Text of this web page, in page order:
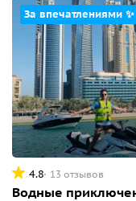
За впечатлениями ✨
4.8 13 отзывов
Водные